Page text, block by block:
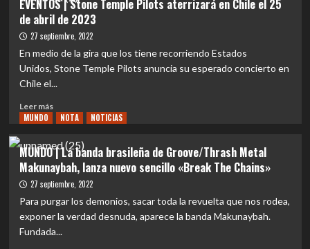
CONCIERTO
|
Se
escribe
pagina
mas
la
historia
entre
The
Gathering
y
EVENTOS | Stone Temple Pilots aterrizará en Chile el 25
de abril de 2023
27 septiembre, 2022
En medio de la gira que los tiene recorriendo Estados
Unidos, Stone Temple Pilots anuncia su esperado concierto en
Chile el...
Leer másLeer
más
EVENTOS
|
Stone
Temple
Pilots
aterrizará
en
Chile
MUNDO NOTA NOTICIAS
MUNDO | La banda brasileña de Groove/Thrash Metal
Makunaybah, lanza nuevo sencillo «Break The Chains»
27 septiembre, 2022
Para purgar los demonios, sacar toda la revuelta que nos rodea,
exponer la verdad desnuda, aparece la banda Makunaybah.
Fundada...